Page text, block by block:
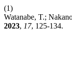
(1)
Watanabe, T.;
2023, 17, 125-134.